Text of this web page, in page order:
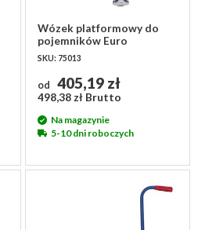
Wózek platformowy do
pojemników Euro
740x415x970mm - z
SKU: 75013
od 405,19 zł
498,38 zł Brutto
Na magazynie
5-10 dni roboczych